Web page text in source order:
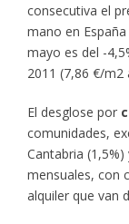
consecutiva el
mano en
mayo es del -
2011 (7,86 €/m2
El desglose por
comunidades,
Cantabria
mensuales, con
alquiler que van